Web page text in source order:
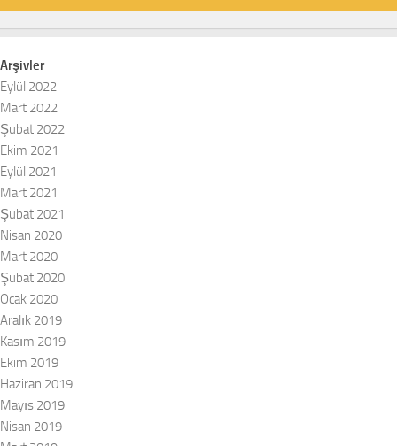
Arşivler
Eylül 2022
Mart 2022
Şubat 2022
Ekim 2021
Eylül 2021
Mart 2021
Şubat 2021
Nisan 2020
Mart 2020
Şubat 2020
Ocak 2020
Aralık 2019
Kasım 2019
Ekim 2019
Haziran 2019
Mayıs 2019
Nisan 2019